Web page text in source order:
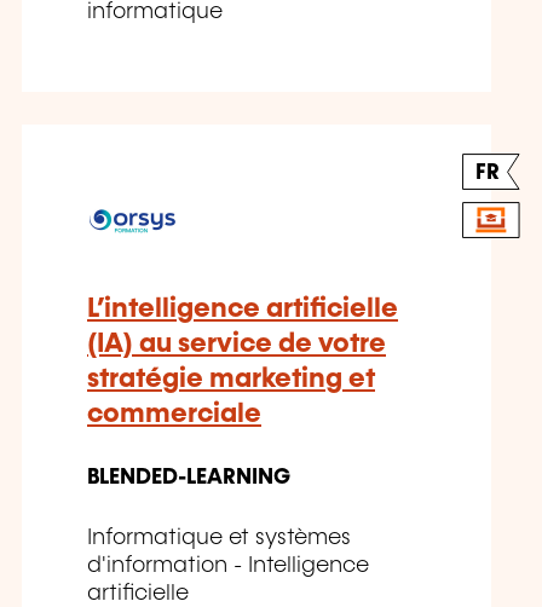
informatique
FR
L’intelligence artificielle
(IA) au service de votre
stratégie marketing et
commerciale
BLENDED-LEARNING
Informatique et systèmes
d'information - Intelligence
artificielle